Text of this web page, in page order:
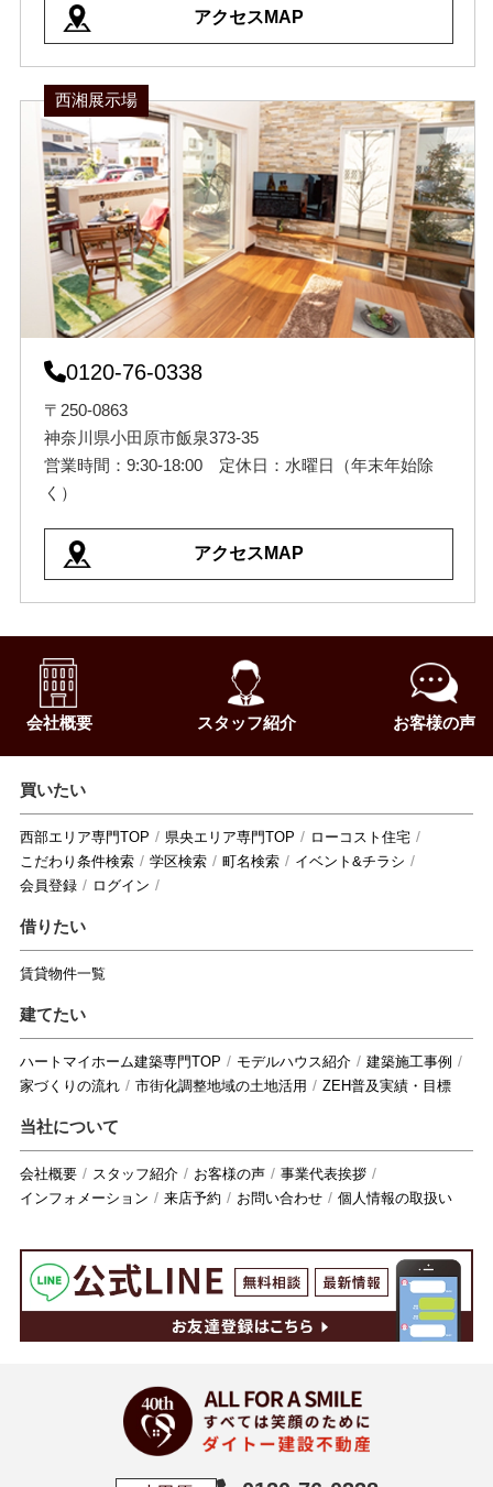
アクセスMAP
西湘展示場
0120-76-0338
〒250-0863
神奈川県小田原市飯泉373-35
営業時間：9:30-18:00 定休日：水曜日（年末年始除
く）
アクセスMAP
会社概要 スタッフ紹介 お客様の声
買いたい
西部エリア専門TOP 県央エリア専門TOP
ローコスト住宅
こだわり条件検索
学区検索 町名検索
イベント&チラシ
会員登録
ログイン
借りたい
賃貸物件一覧
建てたい
ハートマイホーム建築専門TOP モデルハウス紹介
建築施工事例
家づくりの流れ
市街化調整地域の土地活用 ZEH普及実績・目標
当社について
会社概要 スタッフ紹介 お客様の声
事業代表挨拶
インフォメーション
来店予約 お問い合わせ 個人情報の取扱い